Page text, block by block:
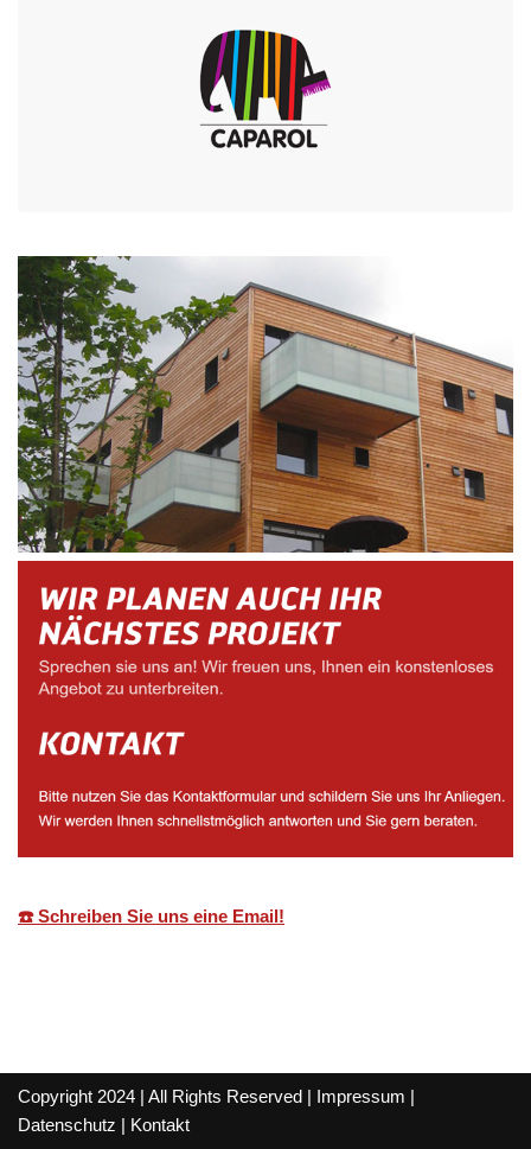
☎️ Schreiben Sie uns eine Email!
Copyright 2024 | All Rights Reserved | Impressum |
Datenschutz | Kontakt